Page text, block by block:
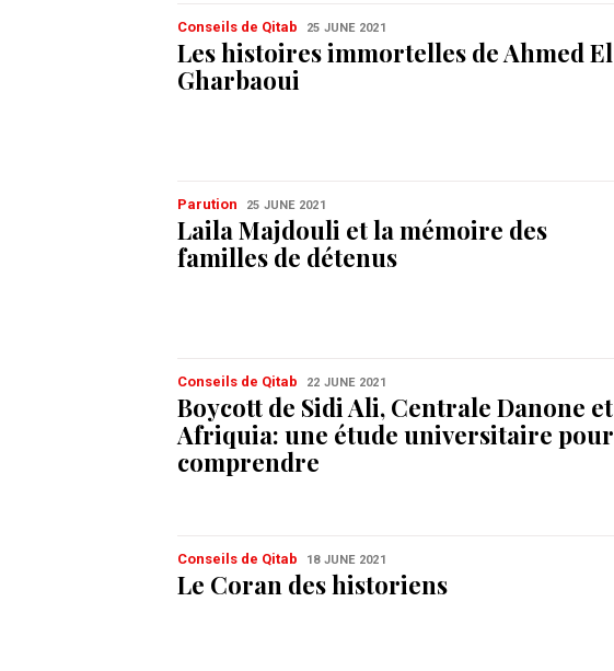
Conseils de Qitab 25 JUNE 2021
Les histoires immortelles de Ahmed El
Gharbaoui
Parution 25 JUNE 2021
Laila Majdouli et la mémoire des
familles de détenus
Conseils de Qitab 22 JUNE 2021
Boycott de Sidi Ali, Centrale Danone et
Afriquia: une étude universitaire pour
comprendre
Conseils de Qitab 18 JUNE 2021
Le Coran des historiens